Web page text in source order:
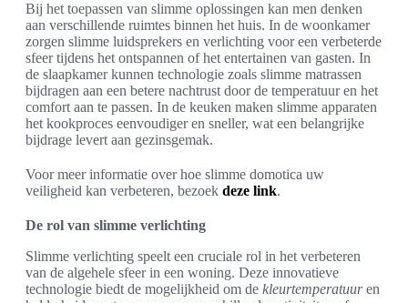
Bij het toepassen van slimme oplossingen kan men denken
aan verschillende ruimtes binnen het huis. In de woonkamer
zorgen slimme luidsprekers en verlichting voor een verbeterde
sfeer tijdens het ontspannen of het entertainen van gasten. In
de slaapkamer kunnen technologie zoals slimme matrassen
bijdragen aan een betere nachtrust door de temperatuur en het
comfort aan te passen. In de keuken maken slimme apparaten
het kookproces eenvoudiger en sneller, wat een belangrijke
bijdrage levert aan gezinsgemak.
Voor meer informatie over hoe slimme domotica uw
veiligheid kan verbeteren, bezoek deze link.
De rol van slimme verlichting
Slimme verlichting speelt een cruciale rol in het verbeteren
van de algehele sfeer in een woning. Deze innovatieve
technologie biedt de mogelijkheid om de kleurtemperatuuren